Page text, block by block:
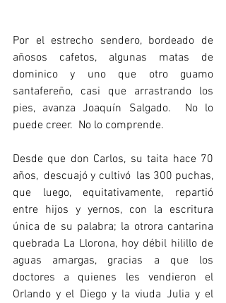
Por el estrecho sendero, bordeado de
añosos cafetos, algunas matas de
dominico y uno que otro guamo
santafereño, casi que arrastrando los
pies, avanza Joaquín Salgado.  No lo
puede creer.  No lo comprende.
Desde que don Carlos, su taita hace 70
años,  descuajó y cultivó  las 300 puchas,
que luego, equitativamente, repartió
entre hijos y yernos, con la escritura
única de su palabra; la otrora cantarina
quebrada La Llorona, hoy débil hilillo de
aguas amargas, gracias a que los
doctores a quienes les vendieron el
Orlando y el Diego y la viuda Julia y el